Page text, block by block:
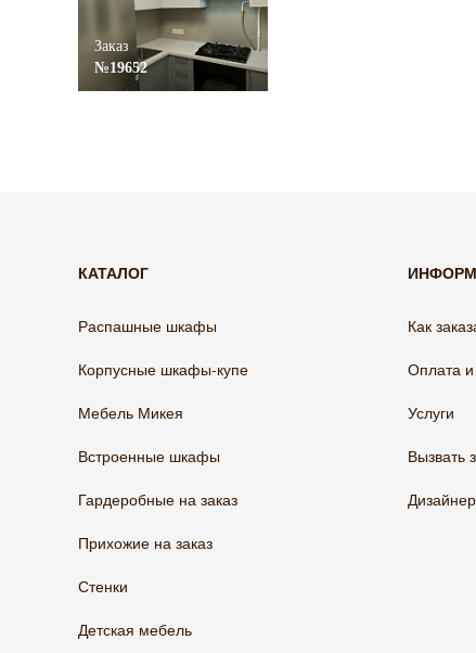
Заказ
№19652
КАТАЛОГ
Распашные шкафы
Корпусные шкафы-купе
Мебель Микея
Встроенные шкафы
Гардеробные на заказ
Прихожие на заказ
Стенки
Детская мебель
Как
Оплата и
Услуги
Вызвать